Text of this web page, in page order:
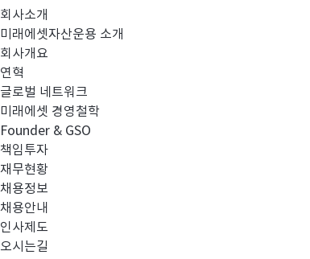
회사소개
미래에셋자산운용 소개
회사개요
연혁
글로벌 네트워크
미래에셋 경영철학
Founder & GSO
책임투자
재무현황
채용정보
채용안내
인사제도
오시는길
의결권행사에 관한 지침 (2021.02.02 개정).pdf
이전글